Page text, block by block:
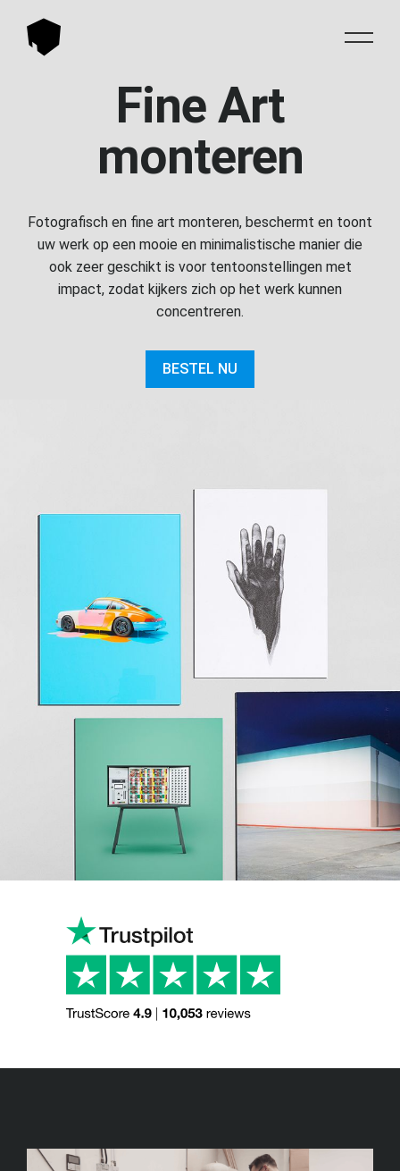
Fine Art
monteren
Fotografisch en fine art monteren, beschermt en toont
uw werk op een mooie en minimalistische manier die
ook zeer geschikt is voor tentoonstellingen met
impact, zodat kijkers zich op het werk kunnen
concentreren.
BESTEL NU
ART BY CHRIS LABROOY, LEIF PODHAJSKY, JAMES BALL, SAM